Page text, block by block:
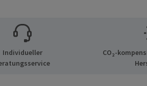
der Heide 8
Deutschland
Individueller
CO₂-